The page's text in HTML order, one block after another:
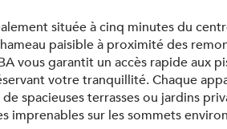
située à cinq minutes du
paisible à proximité des
vous garantit un accès rapide aux
votre tranquillité. Chaque
de spacieuses terrasses ou jardins
imprenables sur les sommets